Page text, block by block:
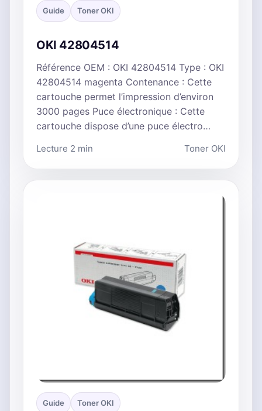
Guide Toner OKI
OKI 42804514
Référence OEM : OKI 42804514 Type : OKI
42804514 magenta Contenance : Cette
cartouche permet l’impression d’environ
3000 pages Puce électronique : Cette
cartouche dispose d’une puce électro…
Lecture 2 min Toner OKI
Guide Toner OKI